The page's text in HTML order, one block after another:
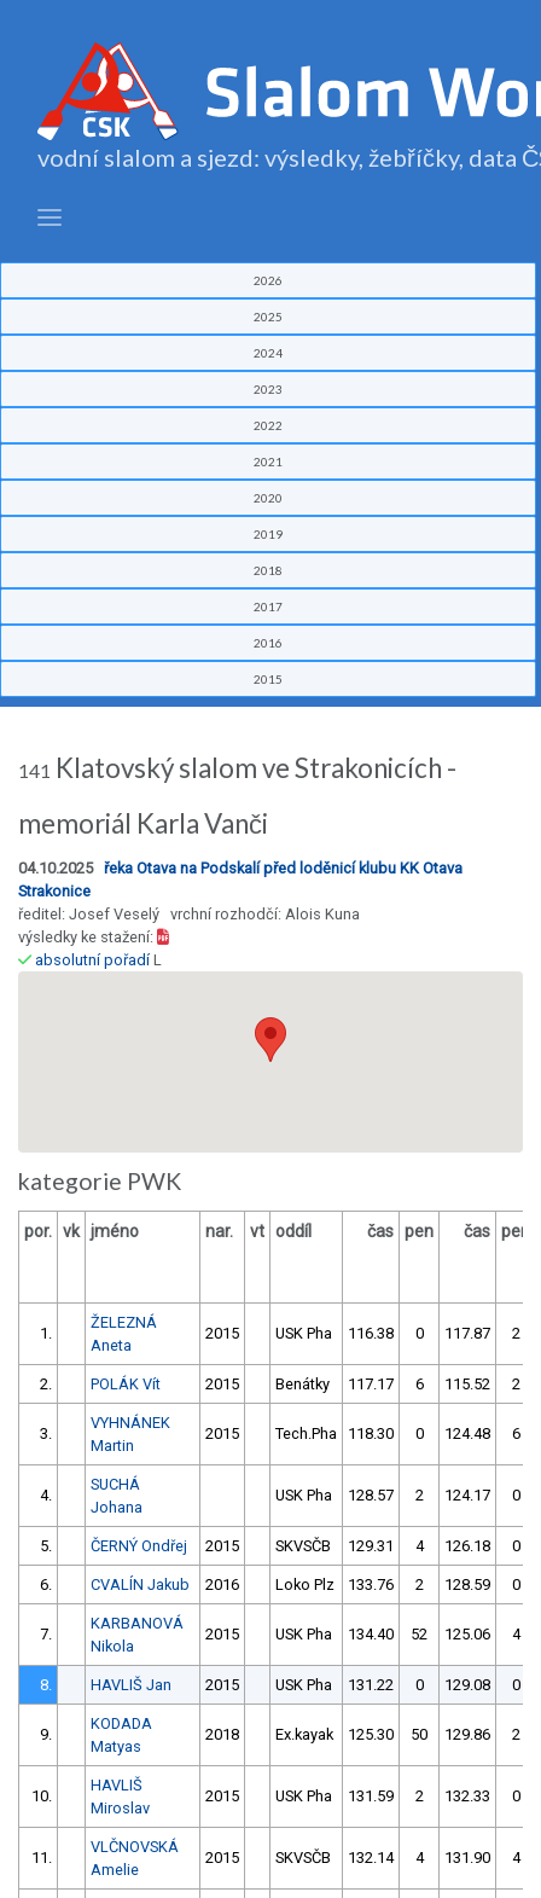
vodní slalom a sjezd: výsledky, žebříčky, data
2026
2025
2024
2023
2022
2021
2020
2019
2018
2017
2016
2015
141 Klatovský slalom ve Strakonicích -
memoriál Karla Vanči
04.10.2025 řeka Otava na Podskalí před loděnicí klubu KK Otava
Strakonice
ředitel: Josef Veselý vrchní rozhodčí: Alois Kuna
výsledky ke stažení:
absolutní pořadíL
kategorie PWK
por. vk jméno nar. vt oddíl čas pen čas pen
1.
ŽELEZNÁ
Aneta
2015 USK Pha 116.38 0 117.87 2
2. POLÁK Vít 2015 Benátky 117.17 6 115.52 2
3.
VYHNÁNEK
Martin
2015 Tech.Pha 118.30 0 124.48 6
4.
SUCHÁ
Johana
USK Pha 128.57 2 124.17 0
5. ČERNÝ Ondřej 2015 SKVSČB 129.31 4 126.18 0
6. CVALÍN Jakub 2016 Loko Plz 133.76 2 128.59 0
7.
KARBANOVÁ
Nikola
2015 USK Pha 134.40 52 125.06 4
8. HAVLIŠ Jan 2015 USK Pha 131.22 0 129.08 0
9.
KODADA
Matyas
2018 Ex.kayak 125.30 50 129.86 2
10.
HAVLIŠ
Miroslav
2015 USK Pha 131.59 2 132.33 0
11.
VLČNOVSKÁ
Amelie
2015 SKVSČB 132.14 4 131.90 4